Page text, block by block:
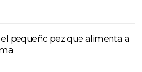
pequeño pez que alimenta a